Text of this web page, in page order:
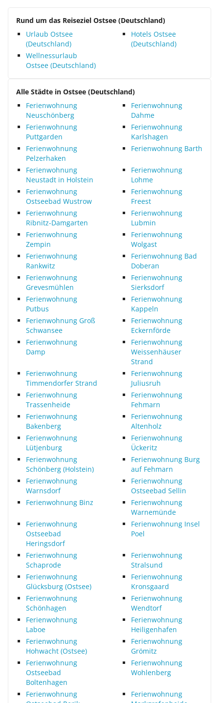
Rund um das Reiseziel Ostsee (Deutschland)
Urlaub Ostsee
(Deutschland)
Hotels Ostsee
(Deutschland)
Wellnessurlaub
Ostsee (Deutschland)
Alle Städte in Ostsee (Deutschland)
Ferienwohnung
Neuschönberg
Ferienwohnung
Dahme
Ferienwohnung
Puttgarden
Ferienwohnung
Karlshagen
Ferienwohnung
Pelzerhaken
Ferienwohnung Barth
Ferienwohnung
Neustadt in Holstein
Ferienwohnung
Lohme
Ferienwohnung
Ostseebad Wustrow
Ferienwohnung
Freest
Ferienwohnung
Ribnitz-Damgarten
Ferienwohnung
Lubmin
Ferienwohnung
Zempin
Ferienwohnung
Wolgast
Ferienwohnung
Rankwitz
Ferienwohnung Bad
Doberan
Ferienwohnung
Grevesmühlen
Ferienwohnung
Sierksdorf
Ferienwohnung
Putbus
Ferienwohnung
Kappeln
Ferienwohnung Groß
Schwansee
Ferienwohnung
Eckernförde
Ferienwohnung
Damp
Ferienwohnung
Weissenhäuser
Strand
Ferienwohnung
Timmendorfer Strand
Ferienwohnung
Juliusruh
Ferienwohnung
Trassenheide
Ferienwohnung
Fehmarn
Ferienwohnung
Bakenberg
Ferienwohnung
Altenholz
Ferienwohnung
Lütjenburg
Ferienwohnung
Ückeritz
Ferienwohnung
Schönberg (Holstein)
Ferienwohnung Burg
auf Fehmarn
Ferienwohnung
Warnsdorf
Ferienwohnung
Ostseebad Sellin
Ferienwohnung Binz
Ferienwohnung
Warnemünde
Ferienwohnung
Ostseebad
Heringsdorf
Ferienwohnung Insel
Poel
Ferienwohnung
Schaprode
Ferienwohnung
Stralsund
Ferienwohnung
Glücksburg (Ostsee)
Ferienwohnung
Kronsgaard
Ferienwohnung
Schönhagen
Ferienwohnung
Wendtorf
Ferienwohnung
Laboe
Ferienwohnung
Heiligenhafen
Ferienwohnung
Hohwacht (Ostsee)
Ferienwohnung
Grömitz
Ferienwohnung
Ostseebad
Boltenhagen
Ferienwohnung
Wohlenberg
Ferienwohnung
Ferienwohnung